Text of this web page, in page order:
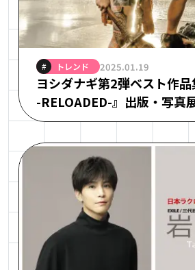
# トレンド 2025.01.19
ヨシダナギ第2弾ベスト作
-RELOADED-』出版・写真